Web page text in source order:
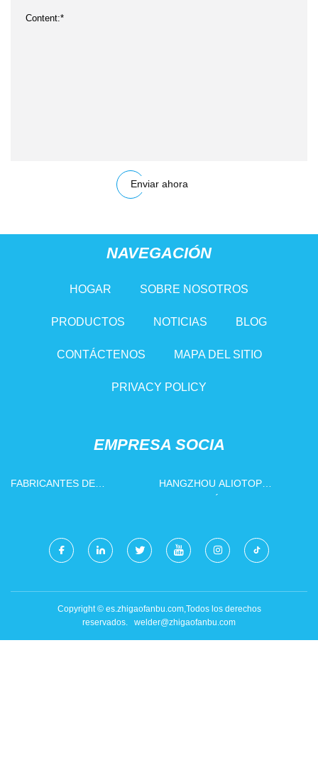
Enviar ahora
NAVEGACIÓN
HOGAR SOBRE NOSOTROS
PRODUCTOS NOTICIAS BLOG
CONTÁCTENOS MAPA DEL SITIO
PRIVACY POLICY
EMPRESA SOCIA
FABRICANTES DE
HANGZHOU ALIOTOP
Copyright © es.zhigaofanbu.com,Todos los derechos
reservados. welder@zhigaofanbu.com